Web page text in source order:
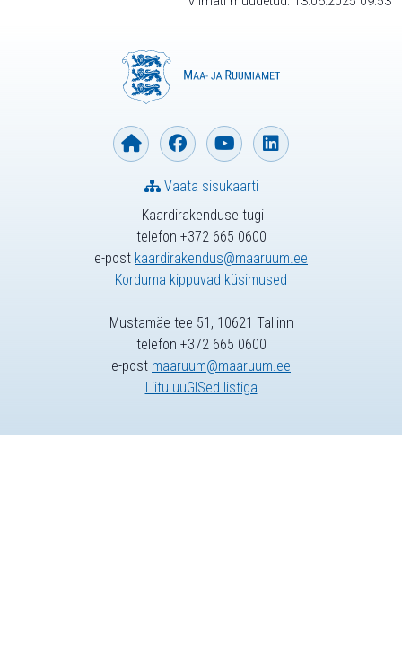
Kaardirakenduse tugi
telefon +372 665 0600
e-post kaardirakendus@maaruum.ee
Korduma kippuvad küsimused
Vaata sisukaarti
Mustamäe tee 51, 10621 Tallinn
telefon +372 665 0600
e-post maaruum@maaruum.ee
Liitu uuGISed listiga